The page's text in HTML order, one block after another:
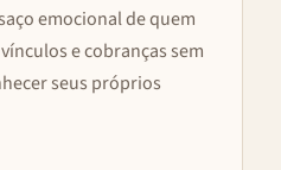
emocional de quem
e cobranças sem
seus próprios